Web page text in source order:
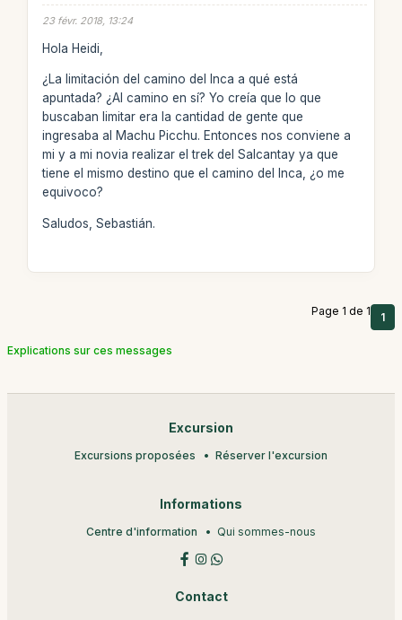
23 févr. 2018, 13:24
Hola Heidi,
¿La limitación del camino del Inca a qué está
apuntada? ¿Al camino en sí? Yo creía que lo que
buscaban limitar era la cantidad de gente que
ingresaba al Machu Picchu. Entonces nos conviene a
mi y a mi novia realizar el trek del Salcantay ya que
tiene el mismo destino que el camino del Inca, ¿o me
equivoco?
Saludos, Sebastián.
Page 1 de 1 1
Explications sur ces messages
Excursion
Excursions proposées Réserver l'excursion
Informations
Centre d'information Qui sommes-nous
Contact